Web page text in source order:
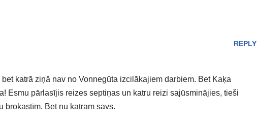
REPLY
katrā ziņā nav no Vonnegūta izcilākajiem darbiem. Bet Kaķa
Esmu pārlasījis reizes septiņas un katru reizi sajūsminājies, tieši
brokastīm. Bet nu katram savs.